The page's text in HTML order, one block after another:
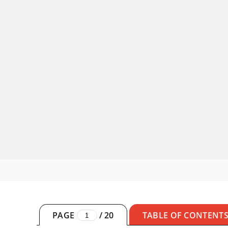
PAGE /20 TABLE OF CONTENTS